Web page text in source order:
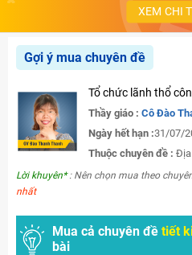
XEM CHI
Gợi ý mua chuyên đề
Tổ chức lãnh thổ
Thầy giáo : Cô Đào
Ngày hết hạn :31/07/
Thuộc chuyên đề : Địa
Lời khuyên*: Nên chọn mua theo
nhất
Mua cả chuyên đề tiết
bài